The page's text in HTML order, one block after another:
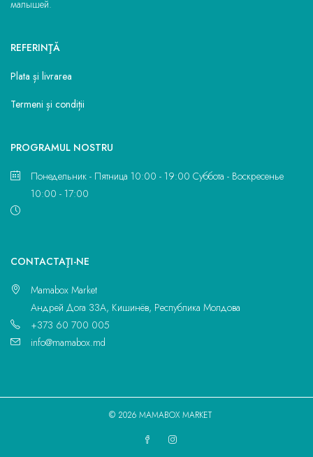
малышей.
REFERINŢĂ
Plata și livrarea
Termeni și condiții
PROGRAMUL NOSTRU
Понедельник - Пятница 10:00 - 19:00 Суббота - Воскресенье
10:00 - 17:00
CONTACTAŢI-NE
Mamabox Market
Андрей Дога 33A, Кишинёв, Республика Молдова
+373 60 700 005
info@mamabox.md
© 2026 MAMABOX MARKET